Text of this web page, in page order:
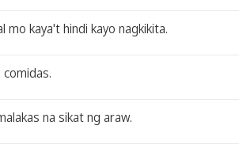
mo kaya't hindi kayo nagkikita.
na sikat ng araw.